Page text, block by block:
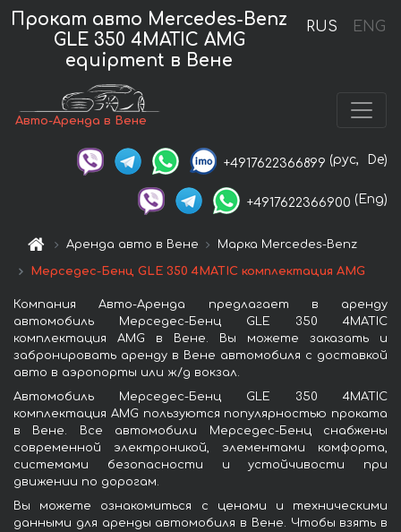
RUS ENG
Прокат авто Mercedes-Benz
GLE 350 4MATIC AMG
equipment в Вене
Авто-Аренда в Вене
+4917622366899 (рус, De)
+4917622366900 (Eng)
Аренда авто в Вене Марка Mercedes-Benz
Мерседес-Бенц GLE 350 4MATIC комплектация AMG
Компания Авто-Аренда предлагает в аренду
автомобиль Мерседес-Бенц GLE 350 4MATIC
комплектация AMG в Вене. Вы можете заказать и
забронировать аренду в Вене автомобиля с доставкой
авто в аэропорты или ж/д вокзал.
Автомобиль Мерседес-Бенц GLE 350 4MATIC
комплектация AMG пользуются популярностью проката
в Вене. Все автомобили Мерседес-Бенц снабжены
современной электроникой, элементами комфорта,
системами безопасности и устойчивости при
движении по дорогам.
Вы можете ознакомиться с ценами и техническими
данными для аренды автомобиля в Вене. Чтобы взять в